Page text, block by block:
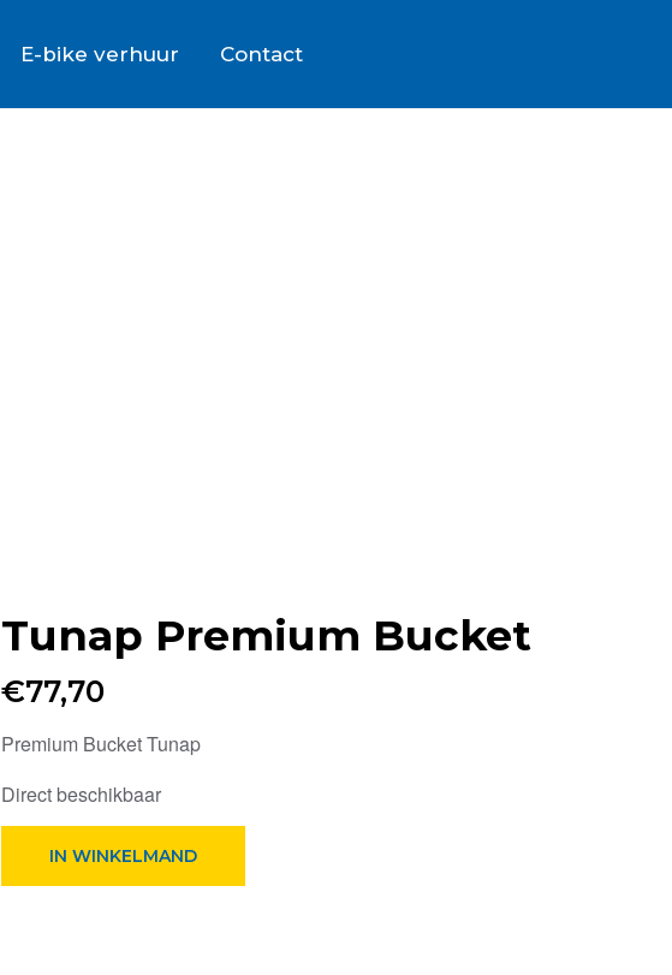
E-bike verhuur Contact
Tunap Premium Bucket
€77,70
Premium Bucket Tunap
Direct beschikbaar
Premium
Bucket
IN WINKELMAND